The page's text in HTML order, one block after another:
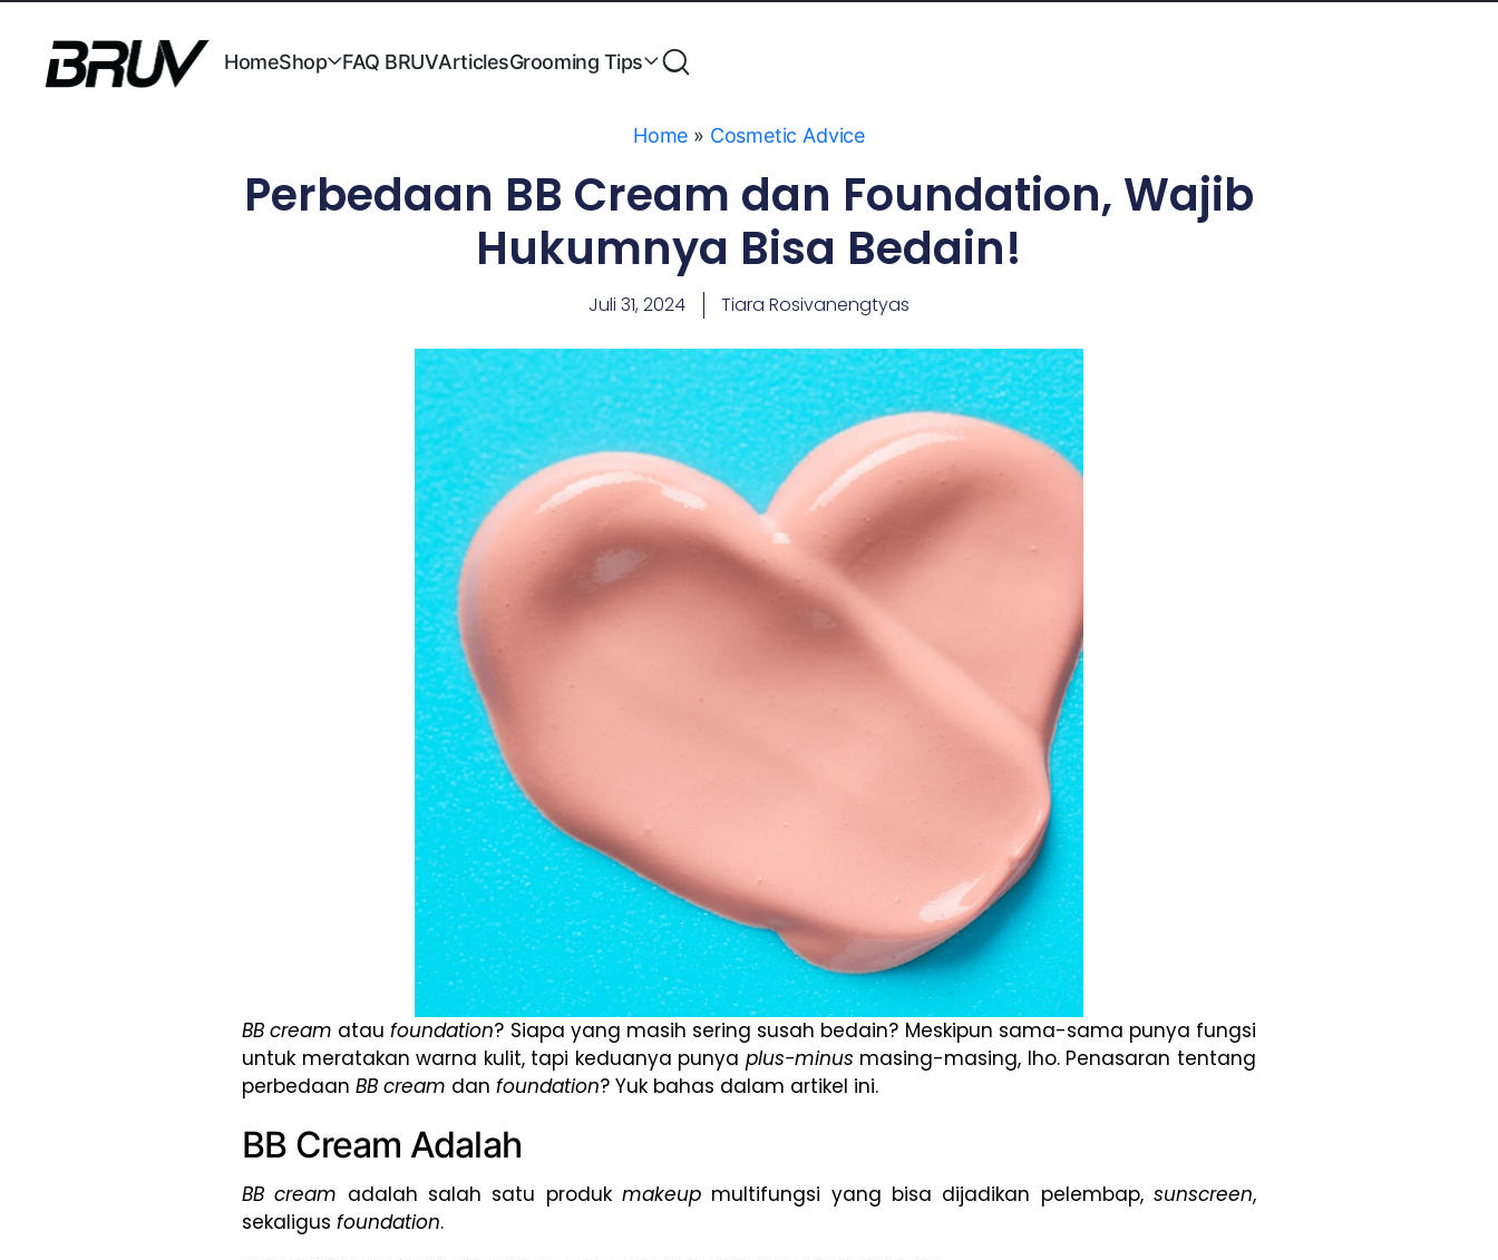
HomeShop FAQ BRUVArticlesGrooming Tips
Home » Cosmetic Advice
Perbedaan BB Cream dan Foundation, Wajib
Hukumnya Bisa Bedain!
Juli 31, 2024 Tiara Rosivanengtyas
BB cream ataufoundation? Siapa yang masih sering susah bedain? Meskipun sama-sama punya fungsi
untuk meratakan warna kulit, tapi keduanya punya plus-minus masing-masing, lho. Penasaran tentang
perbedaan BB cream dan foundation? Yuk bahas dalam artikel ini.
BB Cream Adalah
BB cream adalah salah satu produkmakeup multifungsi yang bisa dijadikan pelembap,sunscreen,
sekaligus foundation.